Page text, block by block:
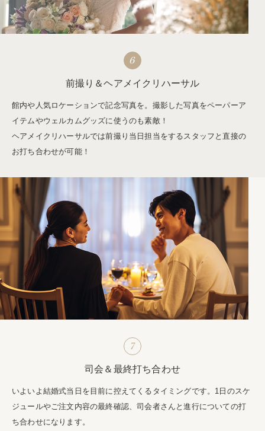
6
前撮り＆ヘアメイクリハーサル
館内や人気ロケーションで記念写真を。撮影した写真をペーパーア
イテムやウェルカムグッズに使うのも素敵！
ヘアメイクリハーサルでは前撮り当日担当をするスタッフと直接の
お打ち合わせが可能！
7
司会＆最終打ち合わせ
いよいよ結婚式当日を目前に控えてくるタイミングです。1日のスケ
ジュールやご注文内容の最終確認、司会者さんと進行についての打
ち合わせになります。